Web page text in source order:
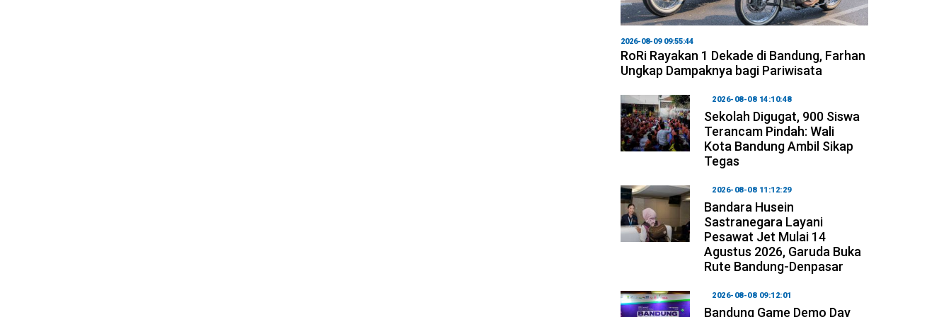
2026-08-09 09:55:44
RoRi Rayakan 1 Dekade di Bandung, Farhan
Ungkap Dampaknya bagi Pariwisata
2026-08-08 14:10:48
Sekolah Digugat, 900 Siswa
Terancam Pindah: Wali
Kota Bandung Ambil Sikap
Tegas
2026-08-08 11:12:29
Bandara Husein
Sastranegara Layani
Pesawat Jet Mulai 14
Agustus 2026, Garuda Buka
Rute Bandung-Denpasar
2026-08-08 09:12:01
Bandung Game Demo Day